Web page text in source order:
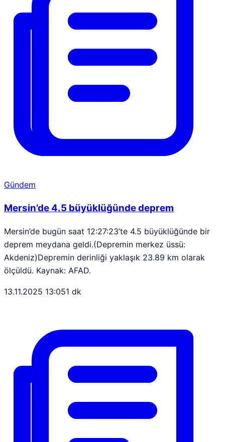
Gündem
Mersin’de 4.5 büyüklüğünde deprem
Mersin’de bugün saat 12:27:23’te 4.5 büyüklüğünde bir
deprem meydana geldi.(Depremin merkez üssü:
Akdeniz)Depremin derinliği yaklaşık 23.89 km olarak
ölçüldü. Kaynak: AFAD.
13.11.2025 13:051 dk